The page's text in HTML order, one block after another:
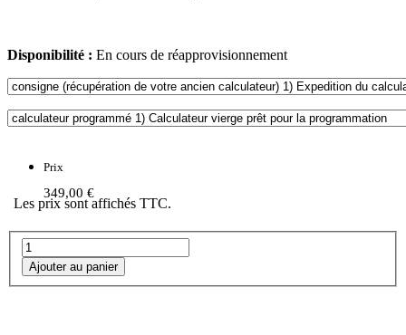
Disponibilité : En cours de réapprovisionnement
Prix
349,00 €
Les prix sont affichés TTC.